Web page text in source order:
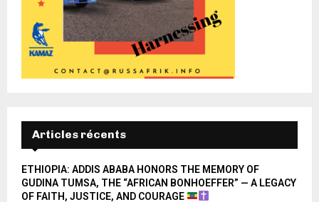
Articles récents
ETHIOPIA: ADDIS ABABA HONORS THE MEMORY OF
GUDINA TUMSA, THE “AFRICAN BONHOEFFER” — A LEGACY
OF FAITH, JUSTICE, AND COURAGE